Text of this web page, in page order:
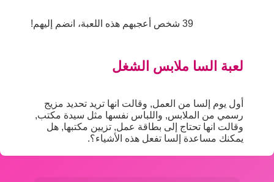
39 شخص أعجبهم هذه اللعبة، انضم إليهم!
لعبة السا ملابس الشغل
أول يوم إلسا من العمل, وقالت انها تريد تحديد مزيج
رسمي من الملابس, واللباس نفسها مثل سيدة مكتب,
وقالت انها تحتاج إلى بطاقة عمل, تزيين مكتبها, هل
يمكنك مساعدة إلسا تفعل هذه الأشياء؟.